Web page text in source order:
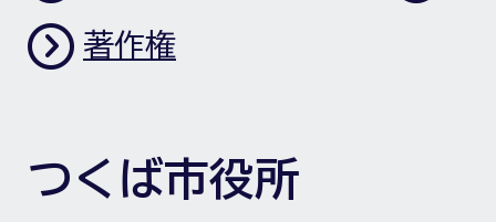
著作権
つくば市役所